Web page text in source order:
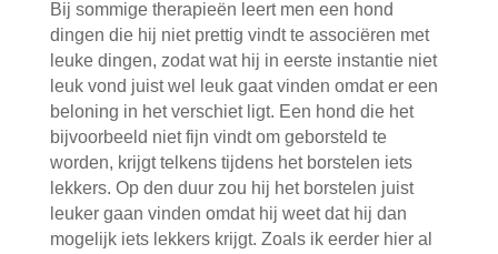
Bij sommige therapieën leert men een hond
dingen die hij niet prettig vindt te associëren met
leuke dingen, zodat wat hij in eerste instantie niet
leuk vond juist wel leuk gaat vinden omdat er een
beloning in het verschiet ligt. Een hond die het
bijvoorbeeld niet fijn vindt om geborsteld te
worden, krijgt telkens tijdens het borstelen iets
lekkers. Op den duur zou hij het borstelen juist
leuker gaan vinden omdat hij weet dat hij dan
mogelijk iets lekkers krijgt. Zoals ik eerder hier al